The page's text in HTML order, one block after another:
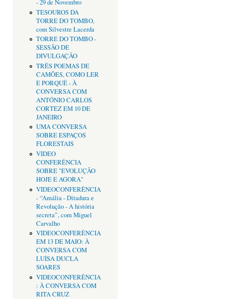
- 29 de Novembro
TESOUROS DA
TORRE DO TOMBO,
com Silvestre Lacerda
TORRE DO TOMBO -
SESSÃO DE
DIVULGAÇÃO
TRÊS POEMAS DE
CAMÕES, COMO LER
E PORQUÊ - À
CONVERSA COM
ANTÓNIO CARLOS
CORTEZ EM 10 DE
JANEIRO
UMA CONVERSA
SOBRE ESPAÇOS
FLORESTAIS
VIDEO
CONFERÊNCIA
SOBRE "EVOLUÇÃO
HOJE E AGORA"
VIDEOCONFERÊNCIA
- “Amália - Ditadura e
Revolução - A história
secreta”, com Miguel
Carvalho
VIDEOCONFERÊNCIA
EM 13 DE MAIO: À
CONVERSA COM
LUÍSA DUCLA
SOARES
VIDEOCONFERÊNCIA
: À CONVERSA COM
RITA CRUZ